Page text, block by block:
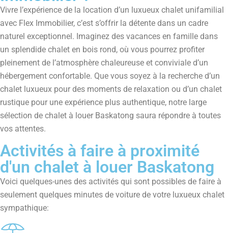
Vivre l’expérience de la location d’un luxueux chalet unifamilial
avec Flex Immobilier, c’est s’offrir la détente dans un cadre
naturel exceptionnel. Imaginez des vacances en famille dans
un splendide chalet en bois rond, où vous pourrez profiter
pleinement de l’atmosphère chaleureuse et conviviale d’un
hébergement confortable. Que vous soyez à la recherche d’un
chalet luxueux pour des moments de relaxation ou d’un chalet
rustique pour une expérience plus authentique, notre large
sélection de chalet à louer Baskatong saura répondre à toutes
vos attentes.
Activités à faire à proximité
d'un chalet à louer Baskatong
Voici quelques-unes des activités qui sont possibles de faire à
seulement quelques minutes de voiture de votre luxueux chalet
sympathique: